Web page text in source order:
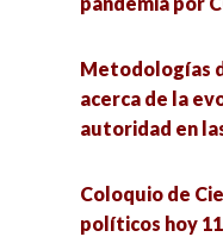
Simposio sobre
Mesa de
12:00 pm
Diálogos sobre
familias
experiencias de
Metodologías
acerca de la
autoridad en
Coloquio de
políticos hoy